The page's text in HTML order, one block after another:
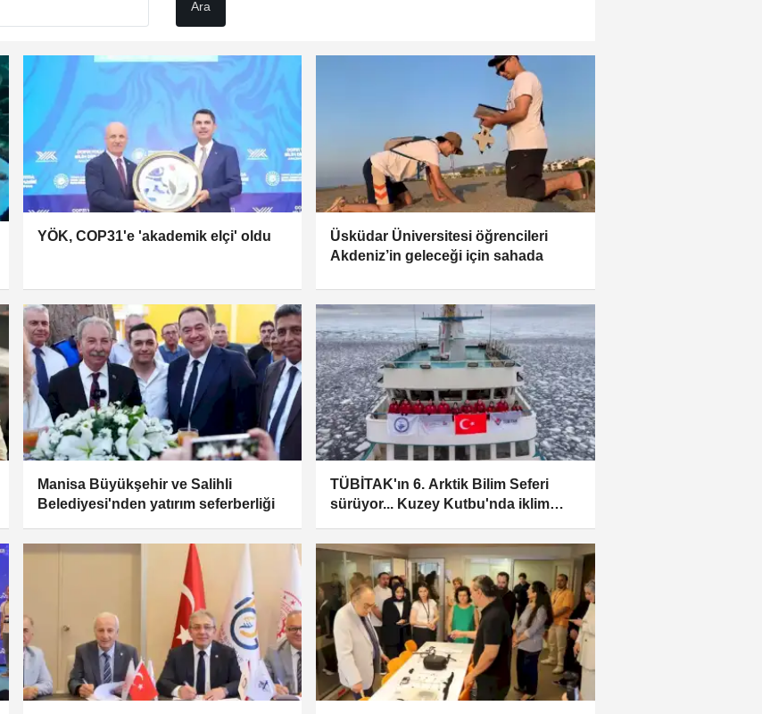
YÖK, COP31'e 'akademik elçi' oldu
Üsküdar Üniversitesi öğrencileri
Akdeniz’in geleceği için sahada
Manisa Büyükşehir ve Salihli
Belediyesi'nden yatırım seferberliği
TÜBİTAK'ın 6. Arktik Bilim Seferi
sürüyor... Kuzey Kutbu'nda iklim